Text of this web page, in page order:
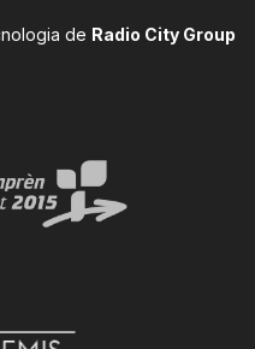
de Radio City Group